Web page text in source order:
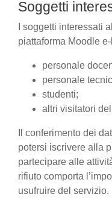
Soggetti
I soggetti interessati
piattaforma Moodle
personale
personale
studenti;
altri visitatori
Il conferimento dei
potersi iscrivere alla
partecipare alle
rifiuto comporta
usufruire del servizio.